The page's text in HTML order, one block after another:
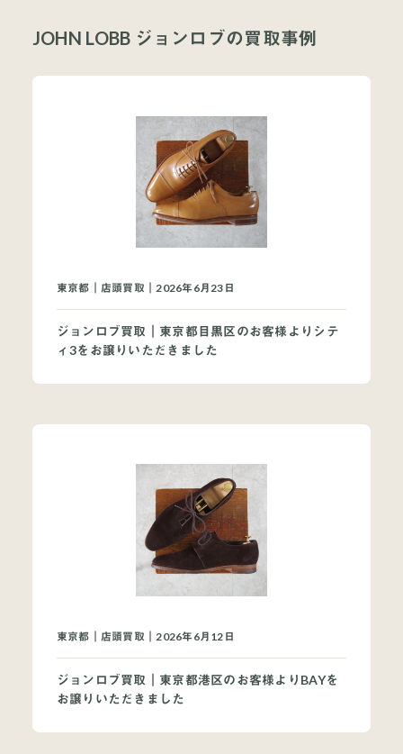
JOHN LOBB ジョンロブの買取事例
東京都｜店頭買取｜2026年6月23日
ジョンロブ買取｜東京都目黒区のお客様よりシテ
ィ3をお譲りいただきました
東京都｜店頭買取｜2026年6月12日
ジョンロブ買取｜東京都港区のお客様よりBAYを
お譲りいただきました